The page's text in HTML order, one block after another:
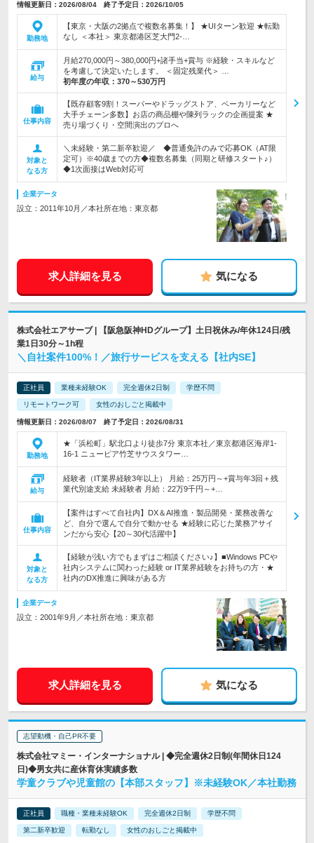
情報更新日：2026/08/04 終了予定日：2026/10/05
勤務地
【東京・大阪の2拠点で複数名募集！】 ★UIターン歓迎 ★転勤
なし ＜本社＞ 東京都港区芝大門2-…
給与
月給270,000円～380,000円+諸手当+賞与 ※経験・スキルなど
を考慮して決定いたします。 ＜固定残業代＞ …
初年度の年収： 370～530万円
仕事内容
【既存顧客9割！スーパーやドラッグストア、ベーカリーなど
大手チェーン多数】お店の商品棚や陳列ラックの企画提案 ★
売り場づくり・空間演出のプロへ
対象と
なる方
＼未経験・第二新卒歓迎／ ◆普通免許のみで応募OK（AT限
定可）※40歳までの方◆複数名募集（同期と研修スタート♪）
◆1次面接はWeb対応可
企業データ
設立：2011年10月／本社所在地：東京都
求人詳細を見る 気になる
株式会社エアサーブ | 【阪急阪神HDグループ】土日祝休み/年休124日/残
業1日30分～1h程
＼自社案件100%！／旅行サービスを支える【社内SE】
正社員 業種未経験OK 完全週休2日制 学歴不問
リモートワーク可 女性のおしごと掲載中
情報更新日：2026/08/07 終了予定日：2026/08/31
勤務地
★「浜松町」駅北口より徒歩7分 東京本社／東京都港区海岸1-
16-1 ニューピア竹芝サウスタワー…
給与
経験者（IT業界経験3年以上） 月給：25万円～+賞与年3回＋残
業代別途支給 未経験者 月給：22万9千円～+…
仕事内容
【案件はすべて自社内】DX＆AI推進・製品開発・業務改善な
ど、自分で選んで自分で動かせる ★経験に応じた業務アサイ
ンだから安心【20～30代活躍中】
対象と
なる方
【経験が浅い方でもまずはご相談ください♪】■Windows PCや
社内システムに関わった経験 or IT業界経験をお持ちの方・★
社内のDX推進に興味がある方
企業データ
設立：2001年9月／本社所在地：東京都
求人詳細を見る 気になる
志望動機・自己PR不要
株式会社マミー・インターナショナル | ◆完全週休2日制(年間休日124
日)◆男女共に産休育休実績多数
学童クラブや児童館の【本部スタッフ】※未経験OK／本社勤務
正社員 職種・業種未経験OK 完全週休2日制 学歴不問
第二新卒歓迎 転勤なし 女性のおしごと掲載中